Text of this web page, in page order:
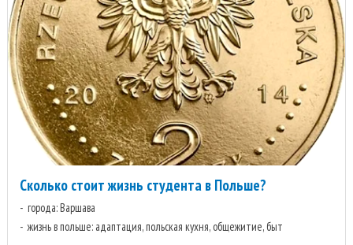
Сколько стоит жизнь студента в Польше?
города: Варшава
жизнь в польше: адаптация, польская кухня, общежитие, быт